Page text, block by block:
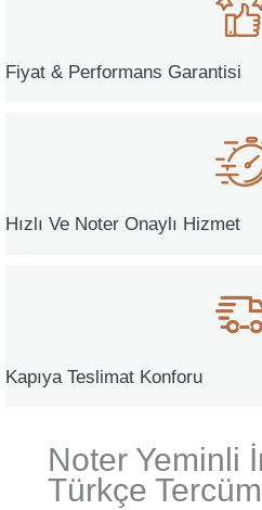
Fiyat & Performans Garantisi
Hızlı Ve Noter Onaylı Hizmet
Kapıya Teslimat Konforu
Noter Yeminli
Türkçe